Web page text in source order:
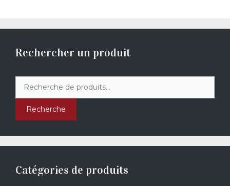
Rechercher un produit
pour :
Recherche
Catégories de produits